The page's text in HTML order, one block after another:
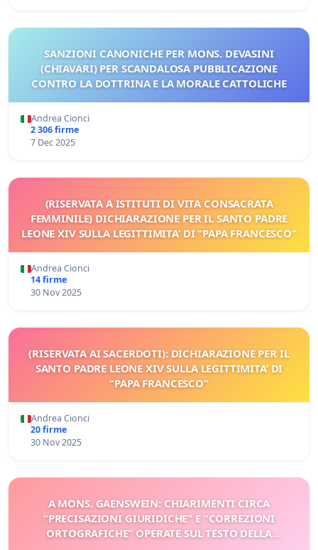
SANZIONI CANONICHE PER MONS. DEVASINI
(CHIAVARI) PER SCANDALOSA PUBBLICAZIONE
CONTRO LA DOTTRINA E LA MORALE CATTOLICHE
Andrea Cionci
2 306 firme
7 Dec 2025
(RISERVATA A ISTITUTI DI VITA CONSACRATA
FEMMINILE) DICHIARAZIONE PER IL SANTO PADRE
LEONE XIV SULLA LEGITTIMITA’ DI “PAPA FRANCESCO”
Andrea Cionci
14 firme
30 Nov 2025
(RISERVATA AI SACERDOTI): DICHIARAZIONE PER IL
SANTO PADRE LEONE XIV SULLA LEGITTIMITA’ DI
“PAPA FRANCESCO”
Andrea Cionci
20 firme
30 Nov 2025
A MONS. GAENSWEIN: CHIARIMENTI CIRCA
“PRECISAZIONI GIURIDICHE” E “CORREZIONI
ORTOGRAFICHE” OPERATE SUL TESTO DELLA